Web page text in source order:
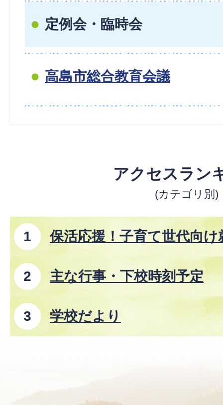
定例会・臨時会
高島市総合教育会議
アクセスラン
(カテゴリ別)
保活応援！子育て世代向
主な行事・下校時刻予定
学校だより